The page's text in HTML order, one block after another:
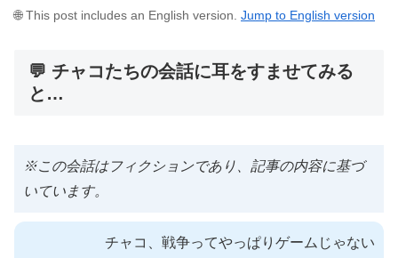
🌐 This post includes an English version. Jump to English version
💬 チャコたちの会話に耳をすませてみる
と…
※この会話はフィクションであり、記事の内容に基づ
いています。
チャコ、戦争ってやっぱりゲームじゃない